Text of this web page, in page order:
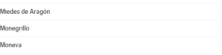
Miedes de Aragón
Monegrillo
Moneva